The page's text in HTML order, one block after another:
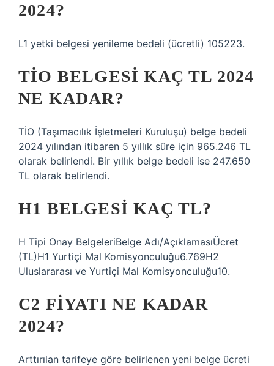
2024?
L1 yetki belgesi yenileme bedeli (ücretli) 105223.
TIO BELGESI KAÇ TL 2024
NE KADAR?
TİO (Taşımacılık İşletmeleri Kuruluşu) belge bedeli
2024 yılından itibaren 5 yıllık süre için 965.246 TL
olarak belirlendi. Bir yıllık belge bedeli ise 247.650
TL olarak belirlendi.
H1 BELGESI KAÇ TL?
H Tipi Onay BelgeleriBelge Adı/AçıklamasıÜcret
(TL)H1 Yurtiçi Mal Komisyonculuğu6.769H2
Uluslararası ve Yurtiçi Mal Komisyonculuğu10.
C2 FIYATI NE KADAR
2024?
Arttırılan tarifeye göre belirlenen yeni belge ücreti